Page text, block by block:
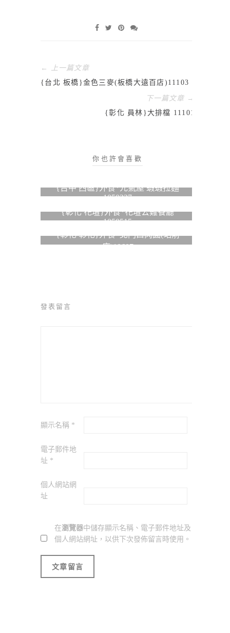
← 上一篇文章
{台北 板橋}金色三麥(板橋大遠百店)11103
下一篇文章 →
{彰化 員林}大排檔 11101
你也許會喜歡
{台中 西區}外食*元氣屋 蝦蝦拉麵
1050227
{彰化 花壇}外食*花壇公雞餐廳
1050515
{彰化 彰化}外食*北門口肉圓(站前
店)10607
發表留言
顯示名稱 *
電子郵件地
址 *
個人網站網
址
在瀏覽器中儲存顯示名稱、電子郵件地址及
個人網站網址，以供下次發佈留言時使用。